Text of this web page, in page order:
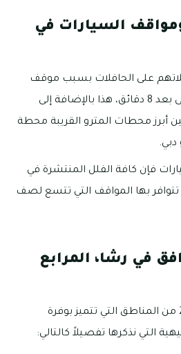
السيارات في
على الحافلات بسبب موقف
مدن السلام الواقع على بعد 8 دقائق، هذا بالإضافة إلى
أبرز محطات المترو القريبة محطة
فإن كافة الفلل المنتشرة في
رشا، المرابع العربية 2 تتوافر بها المواقف التي تتسع لصف
في رشا، المرابع
تعد رشا، المرابع العربية 2 من المناطق التي تتميز بوفرة
التي نذكرها تفصيلاً كالتالي: